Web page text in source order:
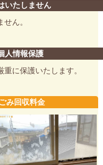
いたしません
ん。
人情報保護
に保護いたします。
み回収料金